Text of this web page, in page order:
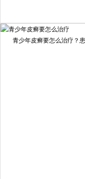
我要咨询我要预约
擅长：住院部主任 【个人简介
青少年皮癣要怎么治疗？患